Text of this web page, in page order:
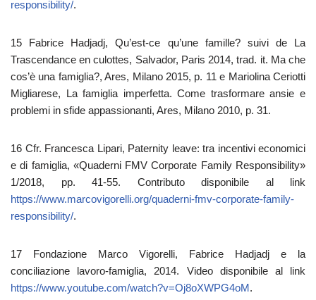
responsibility/.
15 Fabrice Hadjadj, Qu’est-ce qu’une famille? suivi de La
Trascendance en culottes, Salvador, Paris 2014, trad. it. Ma che
cos’è una famiglia?, Ares, Milano 2015, p. 11 e Mariolina Ceriotti
Migliarese, La famiglia imperfetta. Come trasformare ansie e
problemi in sfide appassionanti, Ares, Milano 2010, p. 31.
16 Cfr. Francesca Lipari, Paternity leave: tra incentivi economici
e di famiglia, «Quaderni FMV Corporate Family Responsibility»
1/2018, pp. 41-55. Contributo disponibile al link
https://www.marcovigorelli.org/quaderni-fmv-corporate-family-
responsibility/.
17 Fondazione Marco Vigorelli, Fabrice Hadjadj e la
conciliazione lavoro-famiglia, 2014. Video disponibile al link
https://www.youtube.com/watch?v=Oj8oXWPG4oM.